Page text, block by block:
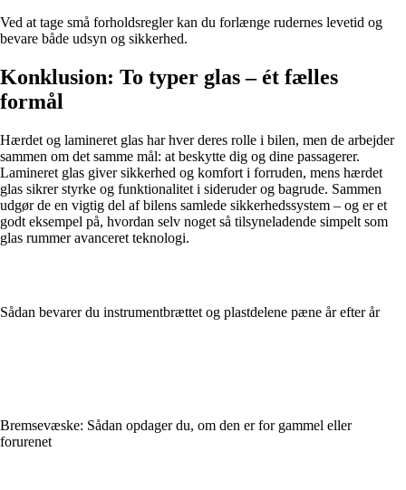
Ved at tage små forholdsregler kan du forlænge rudernes levetid og
bevare både udsyn og sikkerhed.
Konklusion: To typer glas – ét fælles
formål
Hærdet og lamineret glas har hver deres rolle i bilen, men de arbejder
sammen om det samme mål: at beskytte dig og dine passagerer.
Lamineret glas giver sikkerhed og komfort i forruden, mens hærdet
glas sikrer styrke og funktionalitet i sideruder og bagrude. Sammen
udgør de en vigtig del af bilens samlede sikkerhedssystem – og er et
godt eksempel på, hvordan selv noget så tilsyneladende simpelt som
glas rummer avanceret teknologi.
Sådan bevarer du instrumentbrættet og plastdelene pæne år efter år
Bremsevæske: Sådan opdager du, om den er for gammel eller
forurenet